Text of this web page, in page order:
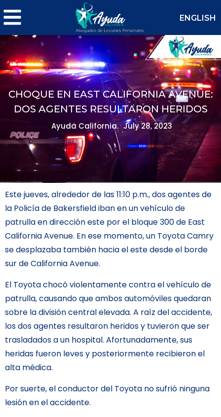
ENGLISH
CHOQUE EN EAST CALIFORNIA AVENUE:
DOS AGENTES RESULTARON HERIDOS
Ayuda California. July 28, 2023
Este jueves, alrededor de las 11:10 p.m., dos agentes de
la Policía de Bakersfield iban en un vehículo de
patrulla en dirección este por el bloque 300 de East
California Avenue. En ese momento, un Toyota Camry
se desplazaba también hacia el este desde el borde
sur de California Avenue.
El Toyota chocó violentamente contra el vehículo de
patrulla, causando que ambos automóviles quedaran
sobre la división central elevada. A raíz del accidente,
los dos agentes resultaron heridos y tuvieron que ser
trasladados a un hospital. Afortunadamente, sus
heridas fueron leves y posteriormente recibieron el
alta médica.
Por suerte, el conductor del Toyota no sufrió ninguna
lesión en el accidente.